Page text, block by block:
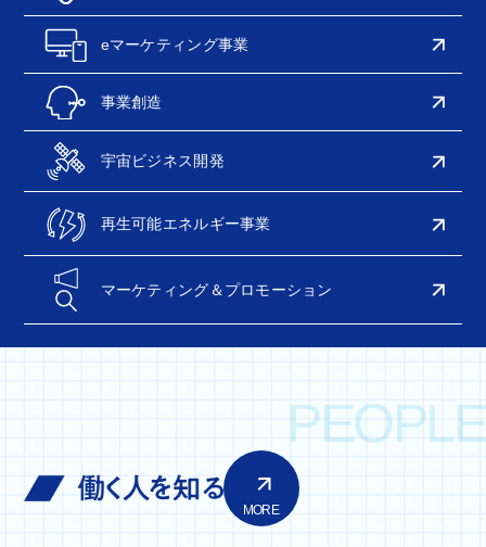
eマーケティング事業
事業創造
宇宙ビジネス開発
再生可能エネルギー事業
マーケティング＆プロモーション
MORE
PEOPLE